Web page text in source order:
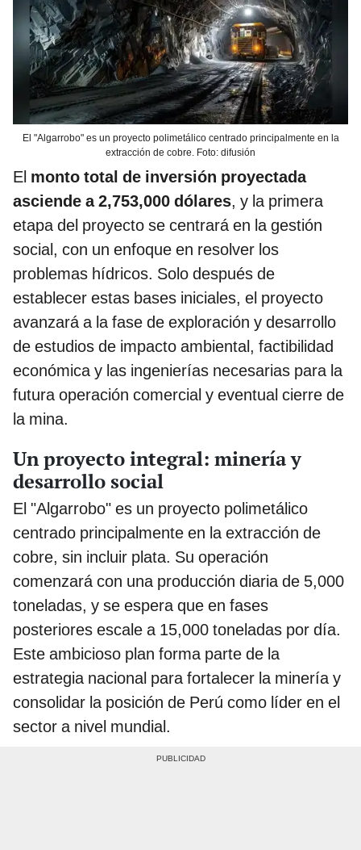
El "Algarrobo" es un proyecto polimetálico centrado principalmente en la
extracción de cobre. Foto: difusión
El monto total de inversión proyectada
asciende a 2,753,000 dólares, y la primera
etapa del proyecto se centrará en la gestión
social, con un enfoque en resolver los
problemas hídricos. Solo después de
establecer estas bases iniciales, el proyecto
avanzará a la fase de exploración y desarrollo
de estudios de impacto ambiental, factibilidad
económica y las ingenierías necesarias para la
futura operación comercial y eventual cierre de
la mina.
Un proyecto integral: minería y
desarrollo social
El "Algarrobo" es un proyecto polimetálico
centrado principalmente en la extracción de
cobre, sin incluir plata. Su operación
comenzará con una producción diaria de 5,000
toneladas, y se espera que en fases
posteriores escale a 15,000 toneladas por día.
Este ambicioso plan forma parte de la
estrategia nacional para fortalecer la minería y
consolidar la posición de Perú como líder en el
sector a nivel mundial.